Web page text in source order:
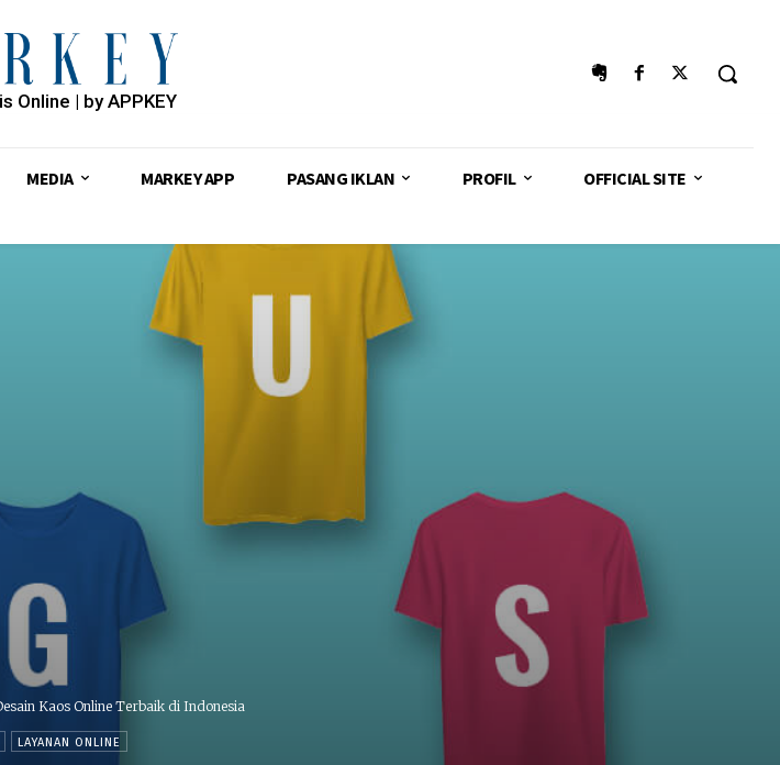
Online | by APPKEY
MEDIA MARKEY APP PASANG IKLAN PROFIL OFFICIAL SITE
Kaos Online Terbaik di Indonesia
LAYANAN ONLINE